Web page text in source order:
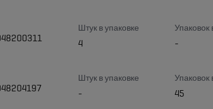
Штук в упаковке
4
Упаковок
-
Штук в упаковке
-
Упаковок
45